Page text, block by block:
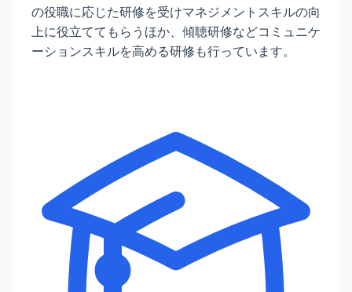
の役職に応じた研修を受けマネジメントスキルの向
上に役立ててもらうほか、傾聴研修などコミュニケ
ーションスキルを高める研修も行っています。